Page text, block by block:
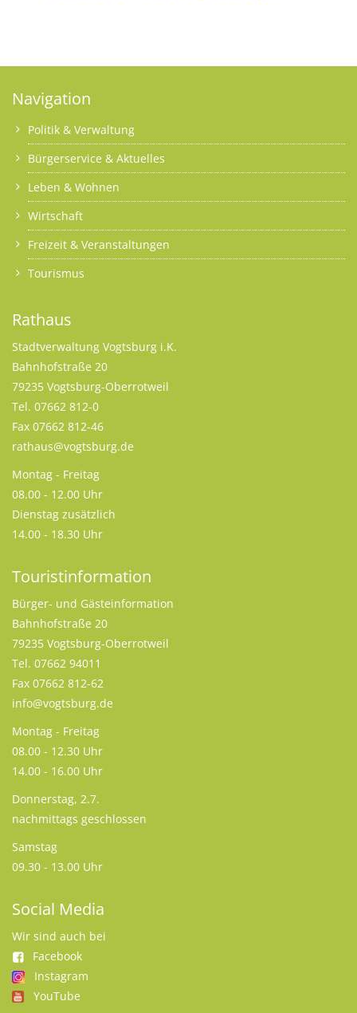
Navigation
Politik & Verwaltung
Bürgerservice & Aktuelles
Leben & Wohnen
Wirtschaft
Freizeit & Veranstaltungen
Tourismus
Rathaus
Stadtverwaltung Vogtsburg i.K.
Bahnhofstraße 20
79235 Vogtsburg-Oberrotweil
Tel. 07662 812-0
Fax 07662 812-46
rathaus@vogtsburg.de
Montag - Freitag
08.00 - 12.00 Uhr
Dienstag zusätzlich
14.00 - 18.30 Uhr
Touristinformation
Bürger- und Gästeinformation
Bahnhofstraße 20
79235 Vogtsburg-Oberrotweil
Tel. 07662 94011
Fax 07662 812-62
info@vogtsburg.de
Montag - Freitag
08.00 - 12.30 Uhr
14.00 - 16.00 Uhr
Donnerstag, 2.7.
nachmittags geschlossen
Samstag
09.30 - 13.00 Uhr
Social Media
Wir sind auch bei
Facebook
Instagram
YouTube